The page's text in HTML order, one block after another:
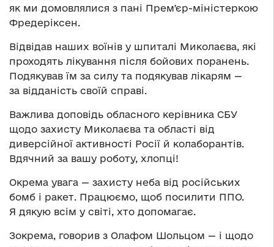
як ми домовлялися з пані Премʼєр-міністеркою
Фредеріксен.
Відвідав наших воїнів у шпиталі Миколаєва, які
проходять лікування після бойових поранень.
Подякував їм за силу та подякував лікарям —
за відданість своїй справі.
Важлива доповідь обласного керівника СБУ
щодо захисту Миколаєва та області від
диверсійної активності Росії й колаборантів.
Вдячний за вашу роботу, хлопці!
Окрема увага — захисту неба від російських
бомб і ракет. Працюємо, щоб посилити ППО.
Я дякую всім у світі, хто допомагає.
Зокрема, говорив з Олафом Шольцом — і щодо